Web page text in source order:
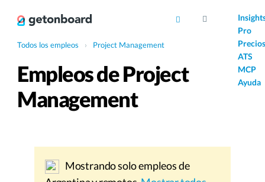
Pro
Precios
ATS
MCP
Ayuda
Todos los empleos › Project Management
Empleos de Project
Management
Mostrando solo empleos de